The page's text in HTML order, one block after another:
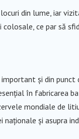
din lume, iar
ce par să
și din
în fabricarea
mondiale de
naționale și asupra